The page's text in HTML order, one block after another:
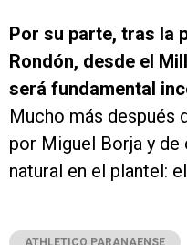
Por su parte, tras la
Rondón, desde el
será fundamental
Mucho más después
por Miguel Borja y
natural en el plantel: